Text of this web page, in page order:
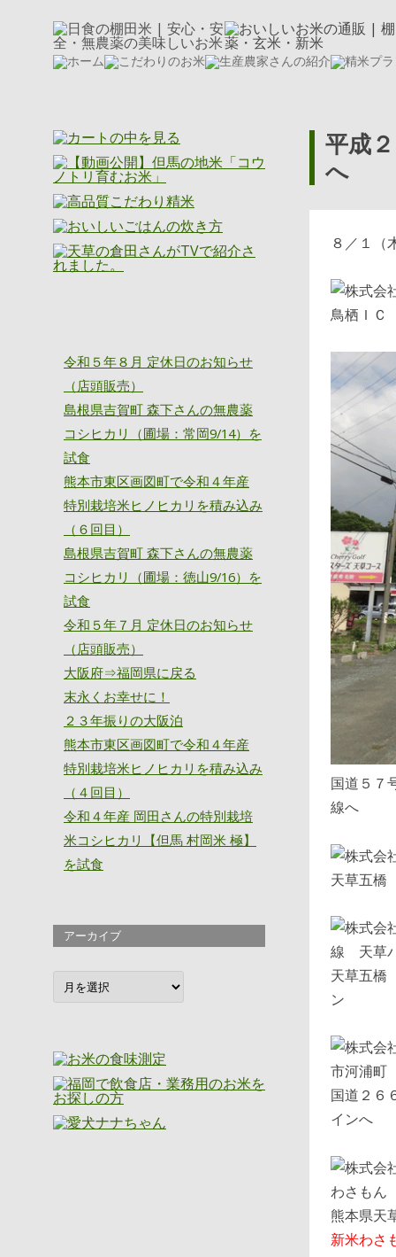
平成
へ
８／１
鳥栖ＩＣ
国道５７
線へ
天草五
天草五
ン
国道２６
インへ
熊本県
新米わさ
令和５年８月 定休日のお知らせ
（店頭販売）
島根県吉賀町 森下さんの無農薬
コシヒカリ（圃場：常岡9/14）を
試食
熊本市東区画図町で令和４年産
特別栽培米ヒノヒカリを積み込み
（６回目）
島根県吉賀町 森下さんの無農薬
コシヒカリ（圃場：徳山9/16）を
試食
令和５年７月 定休日のお知らせ
（店頭販売）
大阪府⇒福岡県に戻る
末永くお幸せに！
２３年振りの大阪泊
熊本市東区画図町で令和４年産
特別栽培米ヒノヒカリを積み込み
（４回目）
令和４年産 岡田さんの特別栽培
米コシヒカリ【但馬 村岡米 極】
を試食
アーカイブ
ア
ー
カ